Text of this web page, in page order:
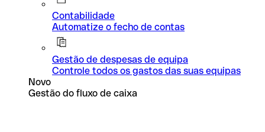
Contabilidade
Automatize o fecho de contas
Gestão de despesas de equipa
Controle todos os gastos das suas equipas
Novo
Gestão do fluxo de caixa